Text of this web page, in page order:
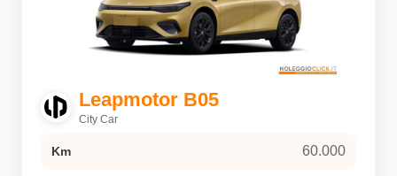
Leapmotor B05
City Car
Km 60.000